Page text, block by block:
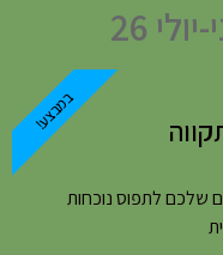
26
שלכם לתפוס נוכחות
במבצע!